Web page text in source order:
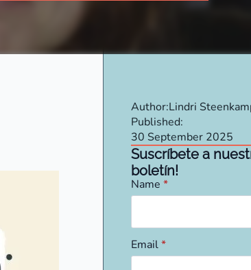
Author:Lindri
Published:
30 September 2025
Suscríbete a
boletín!
Name *
Email*